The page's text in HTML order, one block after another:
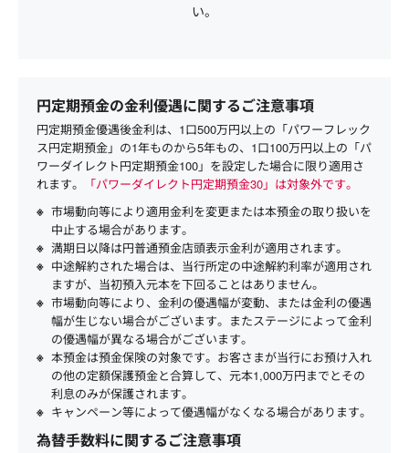
い。
円定期預金の金利優遇に関するご注意事項
円定期預金優遇後金利は、1口500万円以上の「パワーフレック
ス円定期預金」の1年ものから5年もの、1口100万円以上の「パ
ワーダイレクト円定期預金100」を設定した場合に限り適用さ
れます。
「パワーダイレクト円定期預金30」は対象外です。
市場動向等により適用金利を変更または本預金の取り扱いを
中止する場合があります。
満期日以降は円普通預金店頭表示金利が適用されます。
中途解約された場合は、当行所定の中途解約利率が適用され
ますが、当初預入元本を下回ることはありません。
市場動向等により、金利の優遇幅が変動、または金利の優遇
幅が生じない場合がございます。またステージによって金利
の優遇幅が異なる場合がございます。
本預金は預金保険の対象です。お客さまが当行にお預け入れ
の他の定額保護預金と合算して、元本1,000万円までとその
利息のみが保護されます。
キャンペーン等によって優遇幅がなくなる場合があります。
為替手数料に関するご注意事項